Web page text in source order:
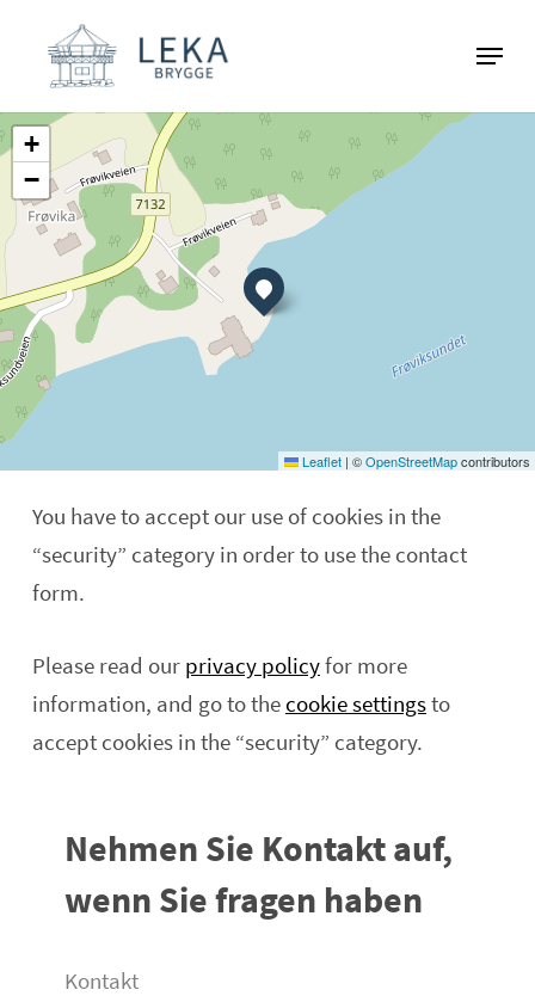
content
Menu
+
−
Leaflet | ©OpenStreetMapcontributors
You have to accept our use of cookies in the
“security” category in order to use the contact
form.
Please read our privacy policyfor more
information, and go to thecookie settingsto
accept cookies in the “security” category.
Nehmen Sie Kontakt auf,
wenn Sie fragen haben
Kontakt
Menu